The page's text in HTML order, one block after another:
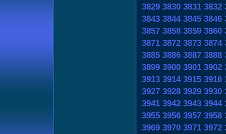
3829 3830 3831 3832
3843 3844 3845 3846
3857 3858 3859 3860
3871 3872 3873 3874
3885 3886 3887 3888
3899 3900 3901 3902
3913 3914 3915 3916
3927 3928 3929 3930
3941 3942 3943 3944
3955 3956 3957 3958
3969 3970 3971 3972